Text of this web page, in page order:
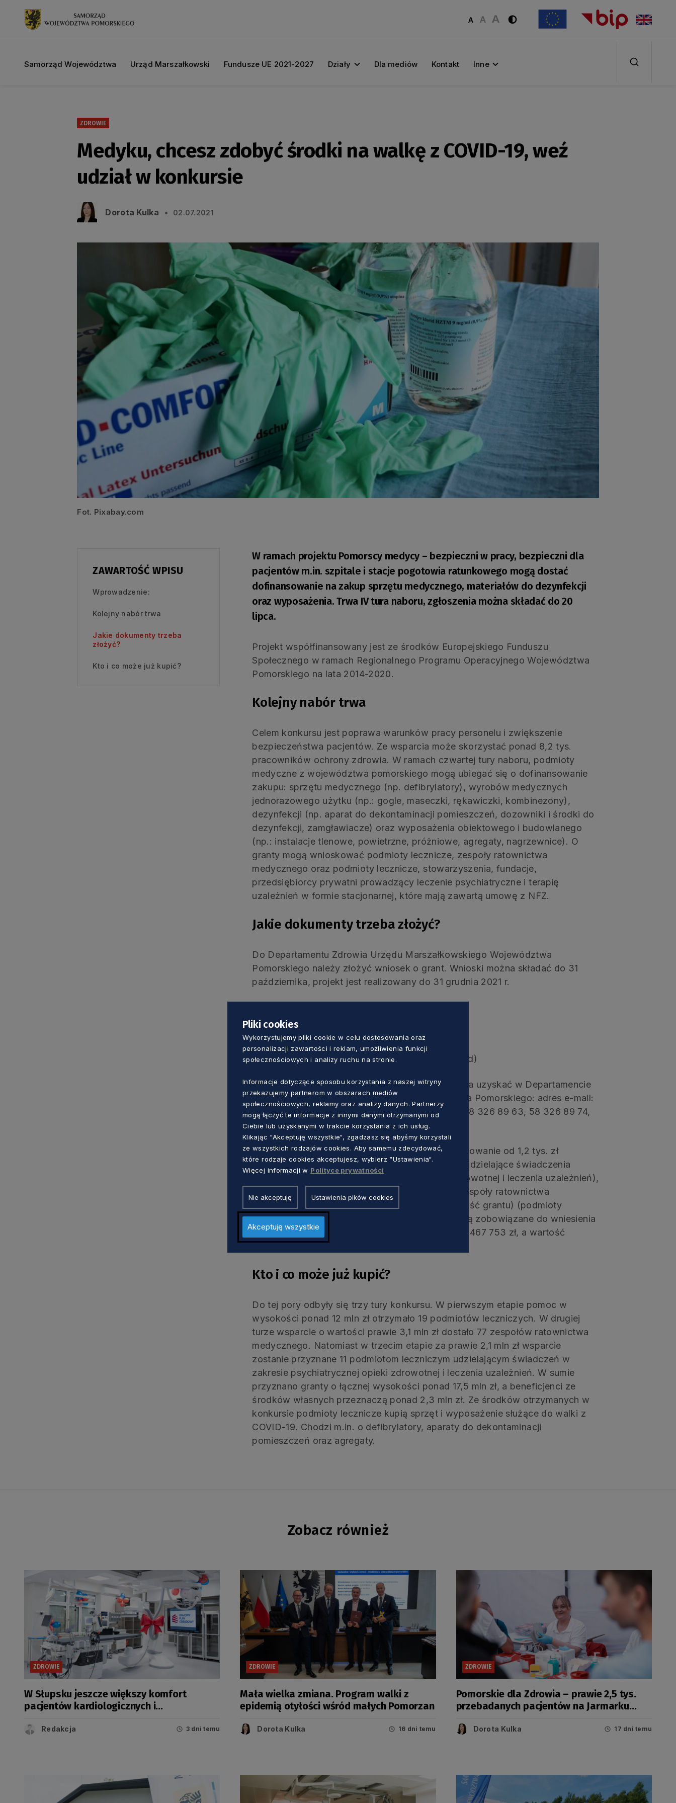
Samorząd Województwa Urząd Marszałkowski Fundusze UE 2021-2027 Działy Dla mediów Kontakt Inne
ZDROWIE
Medyku, chcesz zdobyć środki na walkę z COVID-19, weź
udział w konkursie
Dorota Kulka 02.07.2021
Fot. Pixabay.com
ZAWARTOŚĆ WPISU
Wprowadzenie:
Kolejny nabór trwa
Jakie dokumenty trzeba
złożyć?
Kto i co może już kupić?
W ramach projektu Pomorscy medycy – bezpieczni w pracy, bezpieczni dla
pacjentów m.in. szpitale i stacje pogotowia ratunkowego mogą dostać
dofinansowanie na zakup sprzętu medycznego, materiałów do dezynfekcji
oraz wyposażenia. Trwa IV tura naboru, zgłoszenia można składać do 20
lipca.
Projekt współfinansowany jest ze środków Europejskiego Funduszu
Społecznego w ramach Regionalnego Programu Operacyjnego Województwa
Pomorskiego na lata 2014-2020.
Kolejny nabór trwa
Celem konkursu jest poprawa warunków pracy personelu i zwiększenie
bezpieczeństwa pacjentów. Ze wsparcia może skorzystać ponad 8,2 tys.
pracowników ochrony zdrowia. W ramach czwartej tury naboru, podmioty
medyczne z województwa pomorskiego mogą ubiegać się o dofinansowanie
zakupu: sprzętu medycznego (np. defibrylatory), wyrobów medycznych
jednorazowego użytku (np.: gogle, maseczki, rękawiczki, kombinezony),
dezynfekcji (np. aparat do dekontaminacji pomieszczeń, dozowniki i środki do
dezynfekcji, zamgławiacze) oraz wyposażenia obiektowego i budowlanego
(np.: instalacje tlenowe, powietrzne, próżniowe, agregaty, nagrzewnice). O
granty mogą wnioskować podmioty lecznicze, zespoły ratownictwa
medycznego oraz podmioty lecznicze, stowarzyszenia, fundacje,
przedsiębiorcy prywatni prowadzący leczenie psychiatryczne i terapię
uzależnień w formie stacjonarnej, które mają zawartą umowę z NFZ.
Jakie dokumenty trzeba złożyć?
Do Departamentu Zdrowia Urzędu Marszałkowskiego Województwa
Pomorskiego należy złożyć wniosek o grant. Wnioski można składać do 31
października, projekt jest realizowany do 31 grudnia 2021 r.
Załącznik do regulaminu powierzenia grantów
Wniosek_regulamin powierzenia grantów (Word)
Dodatkowe informacje dotyczące konkursu można uzyskać w Departamencie
Zdrowia Urzędu Marszałkowskiego Województwa Pomorskiego: adres e-mail:
dz.projekty@pomorskie.eu, numery telefonów: 58 326 89 63, 58 326 89 74,
58 326 89 91.
Podmioty medyczne mogą ubiegać się o dofinansowanie od 1,2 tys. zł
(minimalna wartość grantu) (podmioty lecznicze udzielające świadczenia
zdrowotne w zakresie psychiatrycznej opieki zdrowotnej i leczenia uzależnień),
poprzez 40 tys. zł (minimalna wartość grantu) (zespoły ratownictwa
medycznego) aż do 1,5 mln zł (maksymalna wartość grantu) (podmioty
lecznicze). Podmioty ubiegające się o granty będą zobowiązane do wniesienia
wkładu własnego. Wartość dofinansowania to 22 467 753 zł, a wartość
całkowita projektu wynosi 24 964 170 zł.
Kto i co może już kupić?
Do tej pory odbyły się trzy tury konkursu. W pierwszym etapie pomoc w
wysokości ponad 12 mln zł otrzymało 19 podmiotów leczniczych. W drugiej
turze wsparcie o wartości prawie 3,1 mln zł dostało 77 zespołów ratownictwa
medycznego. Natomiast w trzecim etapie za prawie 2,1 mln zł wsparcie
zostanie przyznane 11 podmiotom leczniczym udzielającym świadczeń w
zakresie psychiatrycznej opieki zdrowotnej i leczenia uzależnień. W sumie
przyznano granty o łącznej wysokości ponad 17,5 mln zł, a beneficjenci ze
środków własnych przeznaczą ponad 2,3 mln zł. Ze środków otrzymanych w
konkursie podmioty lecznicze kupią sprzęt i wyposażenie służące do walki z
COVID-19. Chodzi m.in. o defibrylatory, aparaty do dekontaminacji
pomieszczeń oraz agregaty.
Zobacz również
ZDROWIE
W Słupsku jeszcze większy komfort
pacjentów kardiologicznych i
Redakcja 3 dni temu
ZDROWIE
Mała wielka zmiana. Program walki z
epidemią otyłości wśród małych Pomorzan
Dorota Kulka 16 dni temu
ZDROWIE
Pomorskie dla Zdrowia – prawie 2,5 tys.
przebadanych pacjentów na Jarmarku
Dorota Kulka 17 dni temu
Pliki cookies
Wykorzystujemy pliki cookie w celu dostosowania oraz
personalizacji zawartości i reklam, umożliwienia funkcji
społecznościowych i analizy ruchu na stronie.
Informacje dotyczące sposobu korzystania z naszej witryny
przekazujemy partnerom w obszarach mediów
społecznościowych, reklamy oraz analizy danych. Partnerzy
mogą łączyć te informacje z innymi danymi otrzymanymi od
Ciebie lub uzyskanymi w trakcie korzystania z ich usług.
Klikając “Akceptuję wszystkie“, zgadzasz się abyśmy korzystali
ze wszystkich rodzajów cookies. Aby samemu zdecydować,
które rodzaje cookies akceptujesz, wybierz “Ustawienia“.
Więcej informacji w Polityce prywatności
Nie akceptuję Ustawienia pików cookies
Akceptuję wszystkie